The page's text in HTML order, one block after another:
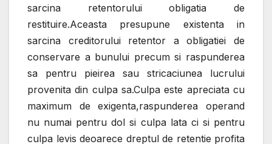
sarcina retentorului obligatia de
restituire.Aceasta presupune existenta in
sarcina creditorului retentor a obligatiei de
conservare a bunului precum si raspunderea
sa pentru pieirea sau stricaciunea lucrului
provenita din culpa sa.Culpa este apreciata cu
maximum de exigenta,raspunderea operand
nu numai pentru dol si culpa lata ci si pentru
culpa levis deoarece dreptul de retentie profita